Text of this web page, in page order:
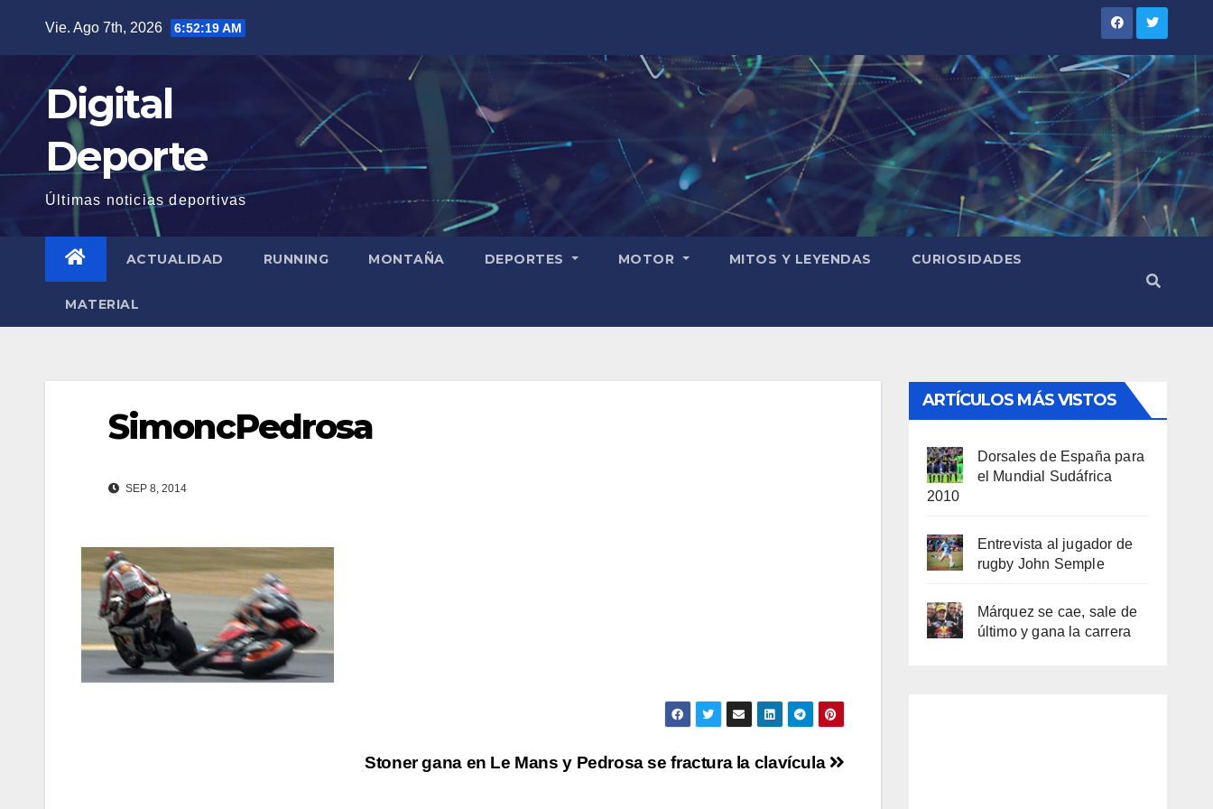
contenido
Vie. Ago 7th, 2026 6:52:20 AM
Digital
Deporte
Últimas noticias deportivas
ACTUALIDAD RUNNING MONTAÑA DEPORTES MOTOR MITOS Y LEYENDAS CURIOSIDADES
MATERIAL
SimoncPedrosa
SEP 8, 2014
Stoner gana en Le Mans y Pedrosa se fractura la clavícula
ARTÍCULOS MÁS VISTOS
Dorsales de España para
el Mundial Sudáfrica
2010
Entrevista al jugador de
rugby John Semple
Márquez se cae, sale de
último y gana la carrera